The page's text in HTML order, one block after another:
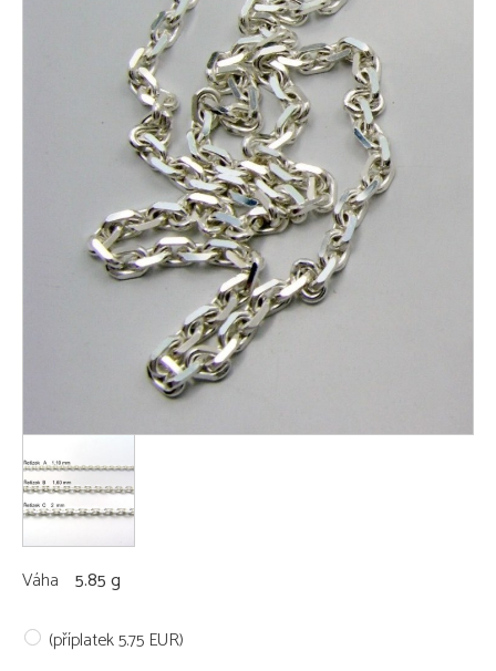
Váha 5.85 g
(příplatek 5.75 EUR)